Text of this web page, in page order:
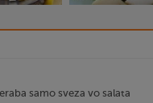
samo sveza vo salata